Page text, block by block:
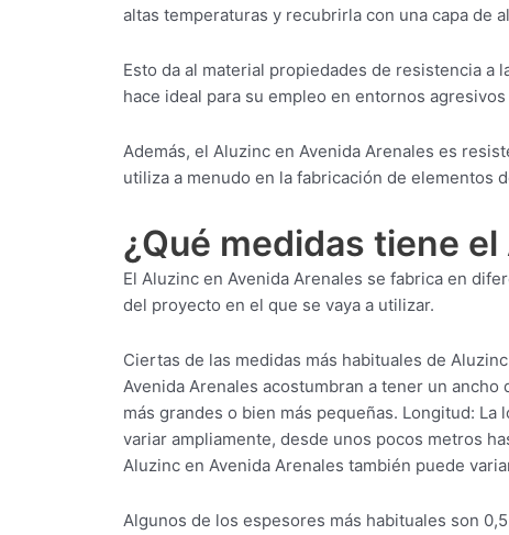
altas temperaturas y recubrirla con una capa de
Esto da al material propiedades de resistencia a
hace ideal para su empleo en entornos
Además, el Aluzinc en Avenida Arenales es
utiliza a menudo en la fabricación de elementos
¿Qué medidas tiene
El Aluzinc en Avenida Arenales se fabrica en
del proyecto en el que se vaya a utilizar.
Ciertas de las medidas más habituales de
Avenida Arenales acostumbran a tener un
más grandes o bien más pequeñas. Longitud:
variar ampliamente, desde unos pocos metros
Aluzinc en Avenida Arenales también puede
Algunos de los espesores más habituales son